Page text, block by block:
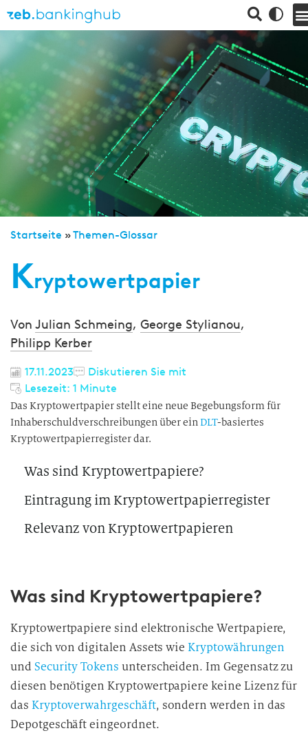
Startseite »Themen-Glossar
Kryptowertpapier
Von Julian Schmeing, George Stylianou,
Philipp Kerber
17.11.2023
Diskutieren Sie mit
Lesezeit: 1 Minute
Das Kryptowertpapier stellt eine neue Begebungsform für
Inhaberschuldverschreibungen über einDLT-basiertes
Kryptowertpapierregister dar.
Was sind Kryptowertpapiere?
Eintragung im Kryptowertpapierregister
Relevanz von Kryptowertpapieren
Was sind Kryptowertpapiere?
Kryptowertpapiere sind elektronische Wertpapiere,
die sich von digitalen Assets wieKryptowährungen
und Security Tokens unterscheiden. Im Gegensatz zu
diesen benötigen Kryptowertpapiere keine Lizenz für
das Kryptoverwahrgeschäft, sondern werden in das
Depotgeschäft eingeordnet.